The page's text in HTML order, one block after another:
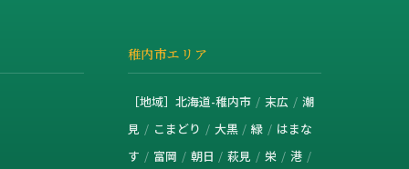
稚内市エリア
［地域］北海道-稚内市 末広
潮
見
こまどり 大黒 緑
はまな
す
富岡 朝日 萩見 栄 港